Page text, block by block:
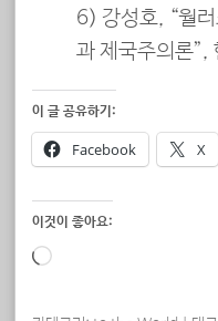
6) 강성호, “월
과 제국주의론”,
이 글 공유하기:
Facebook X
이것이 좋아요:
로